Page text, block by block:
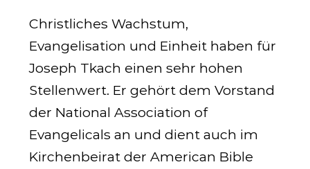
Christliches Wachstum,
Evangelisation und Einheit haben für
Joseph Tkach einen sehr hohen
Stellenwert. Er gehört dem Vorstand
der National Association of
Evangelicals an und dient auch im
Kirchenbeirat der American Bible